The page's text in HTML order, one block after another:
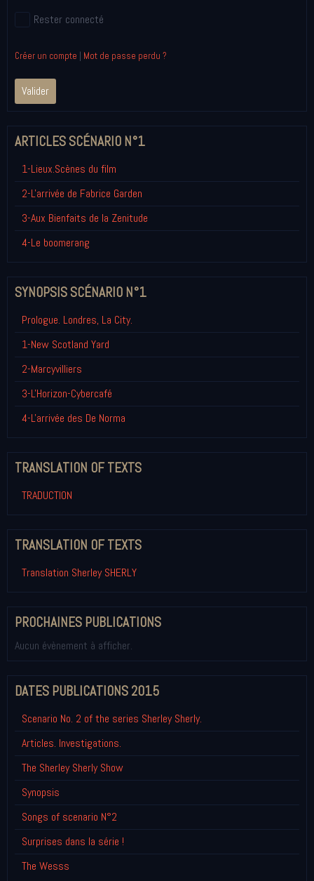
Rester connecté
Créer un compte | Mot de passe perdu ?
Valider
ARTICLES SCÉNARIO N°1
1-Lieux.Scènes du film
2-L'arrivée de Fabrice Garden
3-Aux Bienfaits de la Zenitude
4-Le boomerang
SYNOPSIS SCÉNARIO N°1
Prologue. Londres, La City.
1-New Scotland Yard
2-Marcyvilliers
3-L'Horizon-Cybercafé
4-L'arrivée des De Norma
TRANSLATION OF TEXTS
TRADUCTION
TRANSLATION OF TEXTS
Translation Sherley SHERLY
PROCHAINES PUBLICATIONS
Aucun évènement à afficher.
DATES PUBLICATIONS 2015
Scenario No. 2 of the series Sherley Sherly.
Articles. Investigations.
The Sherley Sherly Show
Synopsis
Songs of scenario N°2
Surprises dans la série !
The Wesss